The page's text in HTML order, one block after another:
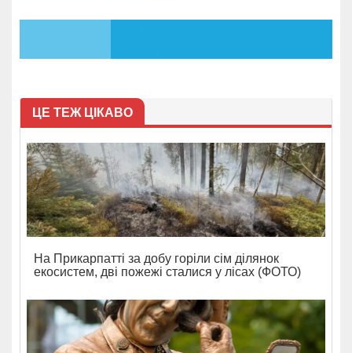
ЦЕ ТЕЖ ЦІКАВО
На Прикарпатті за добу горіли сім ділянок
екосистем, дві пожежі сталися у лісах (ФОТО)